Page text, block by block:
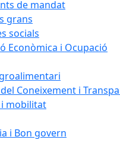
de mandat
grans
socials
Econòmica i Ocupació
Coneixement i
mobilitat
i Bon govern